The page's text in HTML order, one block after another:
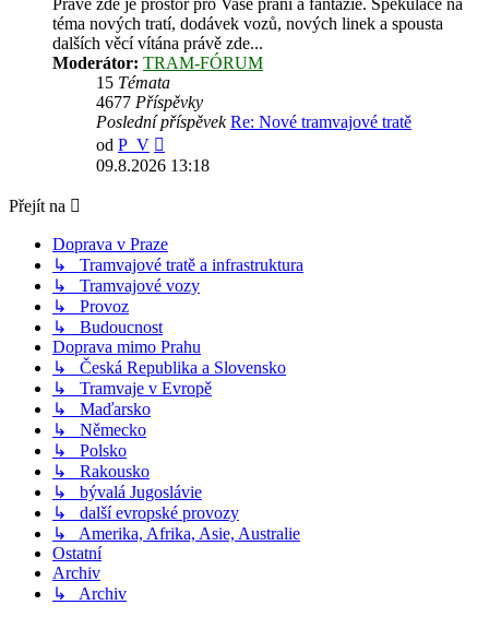
Právě zde je prostor pro Vaše přání a fantazie. Spekulace na
téma nových tratí, dodávek vozů, nových linek a spousta
dalších věcí vítána právě zde...
Moderátor: TRAM-FÓRUM
15 Témata
4677 Příspěvky
Poslední příspěvek Re: Nové tramvajové tratě
od P_V
poslední
09.8.2026 13:18
Přejít na
Doprava v Praze
↳ Tramvajové tratě a infrastruktura
↳ Tramvajové vozy
↳ Provoz
↳ Budoucnost
Doprava mimo Prahu
↳ Česká Republika a Slovensko
↳ Tramvaje v Evropě
↳ Maďarsko
↳ Německo
↳ Polsko
↳ Rakousko
↳ bývalá Jugoslávie
↳ další evropské provozy
↳ Amerika, Afrika, Asie, Australie
Ostatní
Archiv
↳ Archiv